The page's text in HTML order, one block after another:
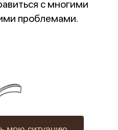
с многими
проблемами.